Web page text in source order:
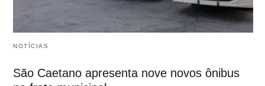
NOTÍCIAS
São Caetano apresenta nove novos ônibus